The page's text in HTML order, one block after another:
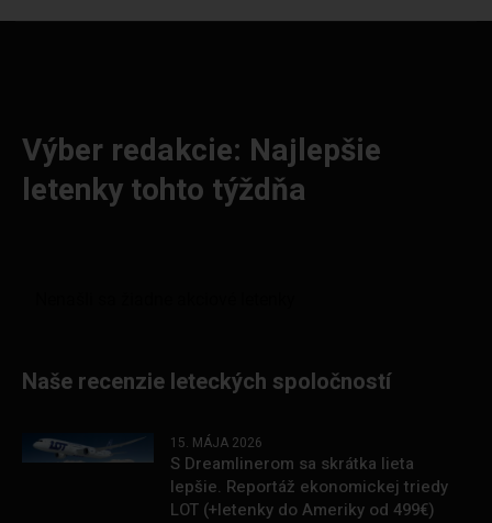
Výber redakcie: Najlepšie
letenky tohto týždňa
Naše recenzie leteckých spoločností
15. MÁJA 2026
S Dreamlinerom sa skrátka lieta
lepšie. Reportáž ekonomickej triedy
LOT (+letenky do Ameriky od 499€)